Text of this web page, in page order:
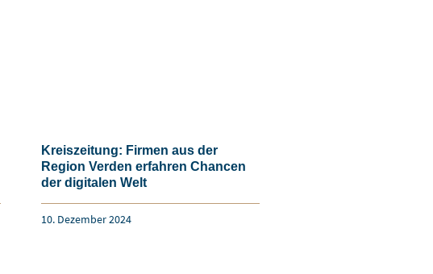
Kreiszeitung: Firmen aus der
Region Verden erfahren Chancen
der digitalen Welt
10. Dezember 2024